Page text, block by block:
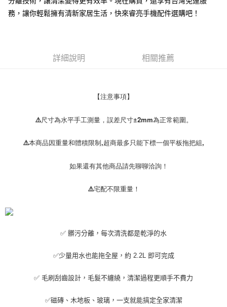
每筆NT$65，滿NT$690(含以上)免運費
務，讓你輕鬆擁有清新家居生活，快來睿亮手機配件選購吧！
詳細說明 相關推薦
【注意事項】
⚠️尺寸為水平手工測量，誤差尺寸±2mm為正常範圍。
⚠️本商品因重量和體積限制,超商最多只能下標一個平板拖把組,
     如果還有其他商品請先聊聊洽詢！
⚠️宅配不限重量！
✅ 髒污分離，每次清洗都是乾淨的水
✅少量用水也能拖全屋，約 2.2L 即可完成
✅ 毛刷刮齒設計，毛髮不纏繞，清潔過程更順手不費力
✅磁磚、木地板、玻璃，一支就能搞定全家清潔